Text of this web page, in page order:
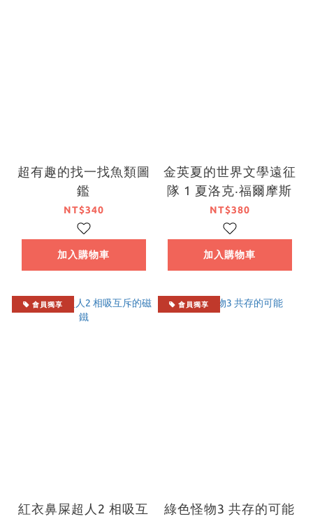
超有趣的找一找魚類圖
鑑
NT$340
加入購物車
金英夏的世界文學遠征
隊 1 夏洛克‧福爾摩斯
NT$380
加入購物車
會員獨享
紅衣鼻屎超人2 相吸互
會員獨享
綠色怪物3 共存的可能